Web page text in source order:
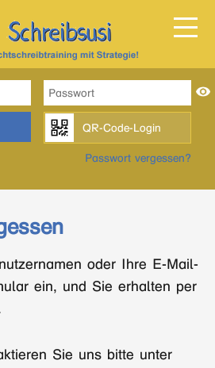
QR-Code-Login
Passwort vergessen?
oder Ihre E-Mail-
ein, und Sie erhalten per
Sie uns bitte unter